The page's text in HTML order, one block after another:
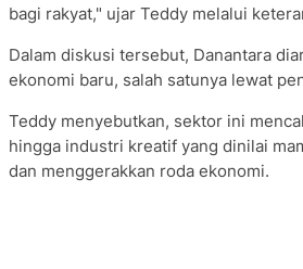
bagi rakyat," ujar Teddy melalui
Dalam diskusi tersebut, Danantara
ekonomi baru, salah satunya lewat
Teddy menyebutkan, sektor ini
hingga industri kreatif yang dinilai
dan menggerakkan roda ekonomi.